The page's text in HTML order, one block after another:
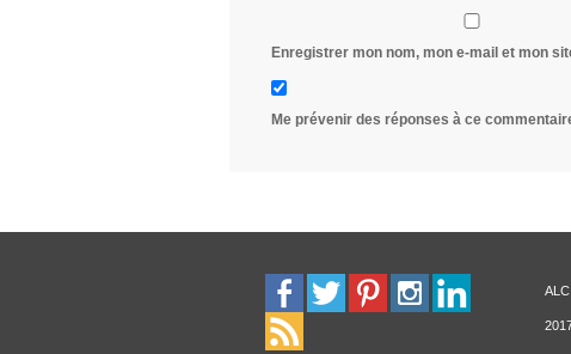
Enregistrer mon nom, mon e-mail et mon
Me prévenir des réponses à ce